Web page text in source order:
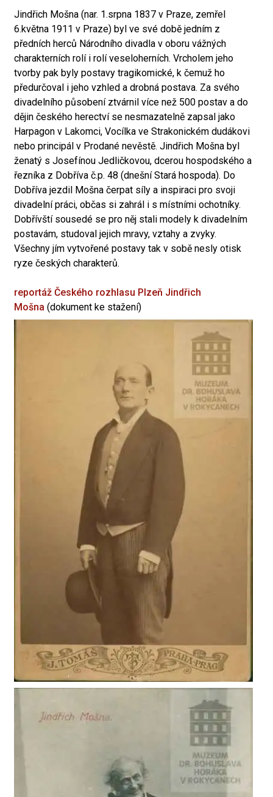
Jindřich Mošna (nar. 1.srpna 1837 v Praze, zemřel
6.května 1911 v Praze) byl ve své době jedním z
předních herců Národního divadla v oboru vážných
charakterních rolí i rolí veseloherních. Vrcholem jeho
tvorby pak byly postavy tragikomické, k čemuž ho
předurčoval i jeho vzhled a drobná postava. Za svého
divadelního působení ztvárnil více než 500 postav a do
dějin českého herectví se nesmazatelně zapsal jako
Harpagon v Lakomci, Vocílka ve Strakonickém dudákovi
nebo principál v Prodané nevěstě. Jindřich Mošna byl
ženatý s Josefínou Jedličkovou, dcerou hospodského a
řezníka z Dobříva č.p. 48 (dnešní Stará hospoda). Do
Dobříva jezdil Mošna čerpat síly a inspiraci pro svoji
divadelní práci, občas si zahrál i s místními ochotníky.
Dobřívští sousedé se pro něj stali modely k divadelním
postavám, studoval jejich mravy, vztahy a zvyky.
Všechny jím vytvořené postavy tak v sobě nesly otisk
ryze českých charakterů.
reportáž Českého rozhlasu Plzeň Jindřich
Mošna (dokument ke stažení)